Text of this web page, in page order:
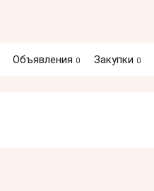
Объявления 0 Закупки 0